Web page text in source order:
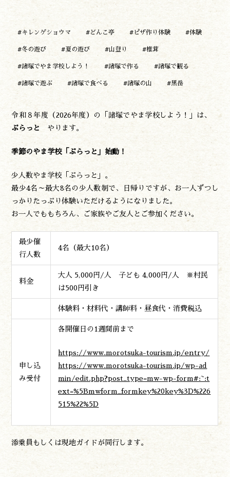
#キレンゲショウマ #どんこ亭 #ピザ作り体験 #体験
#冬の遊び #夏の遊び #山登り #椎茸
#諸塚でやま学校しよう！ #諸塚で作る #諸塚で観る
#諸塚で遊ぶ #諸塚で食べる #諸塚の山 #黒岳
令和８年度（2026年度）の「諸塚でやま学校しよう！」は、
ぷらっと
やります。
季節のやま学校「ぷらっと」始動！
少人数やま学校「ぷらっと」。
最少4名～最大8名の少人数制で、日帰りですが、お一人ずつし
っかりたっぷり体験いただけるようになりました。
お一人でももちろん、ご家族やご友人とご参加ください。
最少催
行人数
4名（最大10名）
料金
大人 5,000円/人 子ども 4,000円/人 ※村民
は500円引き
体験料・材料代・講師料・昼食代・消費税込
申し込
み受付
各開催日の1週間前まで
https://www.morotsuka-tourism.jp/entry/
https://www.morotsuka-tourism.jp/wp-ad
min/edit.php?post_type=mw-wp-form#:~:t
ext=%5Bmwform_formkey%20key%3D%226
515%22%5D
添乗員もしくは現地ガイドが同行します。